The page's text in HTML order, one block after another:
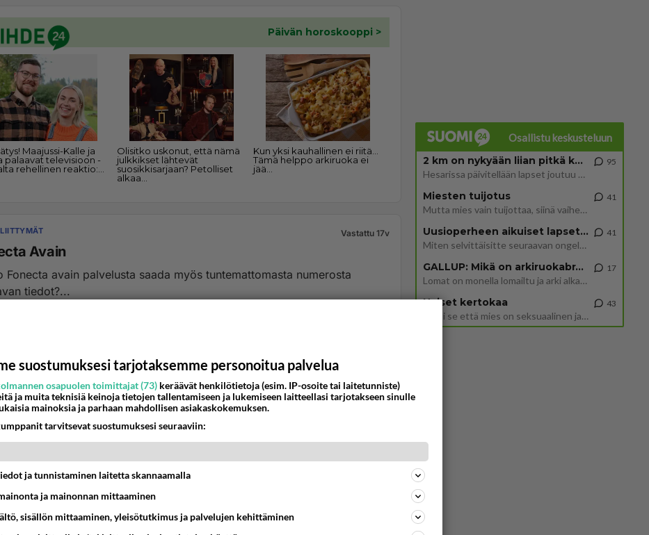
Vastattu 17v
Avain
Fonecta avain palvelusta saada myös tuntemattomasta numerosta
tiedot?...
Osallistu keskusteluun
2 km on nykyään liian pitkä koulumatka
Hesarissa päivitellään lapset joutuu nyt kulkemaan 2 km kouluun jösses. Ruostefillarilla tuo matka menee vaikka miten äk
95
Miesten tuijotus
Mutta mies vain tuijottaa, siinä vaiheessa käännän itse pään pois. Mikä juttu? Yleensä jos joku tuijottaa tai katsoo, hä
41
Uusioperheen aikuiset lapset tyhjentää jääkaapin käydessään
Miten selvittäisitte seuraavan ongelman, meillä on uusioperhe, minulla teini-ikäiset lapset ja puolisolla aikuiset, jotk
41
GALLUP: Mikä on arkiruokabravuurisi?
Lomat on monella lomailtu ja arki alkaa. Se voi tarkoittaa myös sitä, että grillailut on grillattu ja palataan arjen ruo
17
Naiset kertokaa
Miksi se että mies on seksuaalinen ja haluaa seksiä ja te olette hänen mielestänne haluttava on vastenmielistä? Mikä sii
43
suostumuksesi tarjotaksemme personoitua palvelua
osapuolen toimittajat (73) keräävät henkilötietoja (esim. IP-osoite tai laitetunniste)
ja muita teknisiä keinoja tietojen tallentamiseen ja lukemiseen laitteellasi tarjotakseen sinulle
mainoksia ja parhaan mahdollisen asiakaskokemuksen.
tarvitsevat suostumuksesi seuraaviin:
ja tunnistaminen laitetta skannaamalla
ja mainonnan mittaaminen
sisällön mittaaminen, yleisötutkimus ja palvelujen kehittäminen